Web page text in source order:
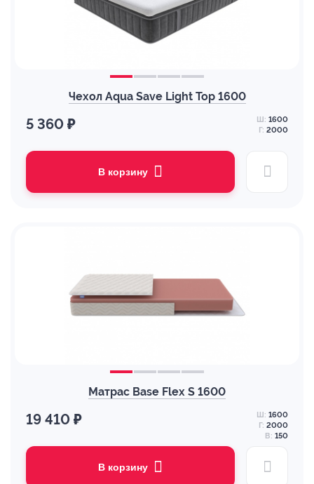
Чехол Aqua Save Light Top 1600
5 360 ₽ Ш: 1600
Г: 2000
В корзину
Матрас Base Flex S 1600
19 410 ₽ Ш: 1600
Г: 2000
В: 150
В корзину